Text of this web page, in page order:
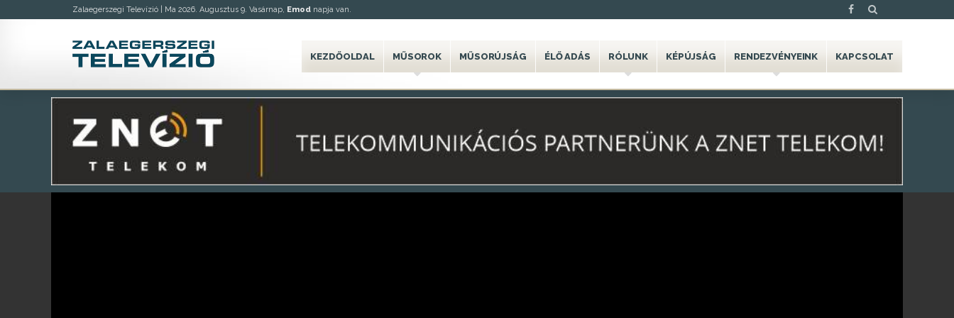
Zalaegerszegi Televízió | Ma 2026. Augusztus 9. Vasárnap, Emod napja van.
KEZDŐOLDAL MŰSOROK MŰSORÚJSÁG ÉLŐ ADÁS RÓLUNK KÉPÚJSÁG RENDEZVÉNYEINK KAPCSOLAT